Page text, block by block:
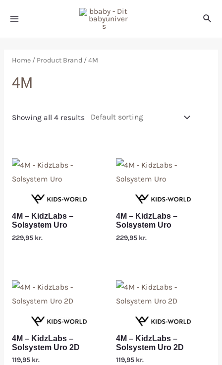
Home/ Product Brand / 4M
4M
Showing all 4 results
4M – KidzLabs –
Solsystem Uro
229,95 kr.
4M – KidzLabs –
Solsystem Uro
229,95 kr.
4M – KidzLabs –
Solsystem Uro 2D
119,95 kr.
4M – KidzLabs –
Solsystem Uro 2D
119,95 kr.